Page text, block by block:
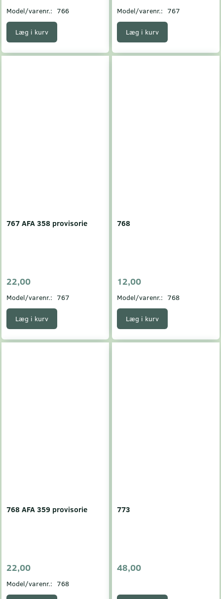
Model/varenr.: 766
Læg i kurv
Model/varenr.: 767
Læg i kurv
767 AFA 358 provisorie
22,00
Model/varenr.: 767
Læg i kurv
768
12,00
Model/varenr.: 768
Læg i kurv
768 AFA 359 provisorie
22,00
Model/varenr.: 768
773
48,00